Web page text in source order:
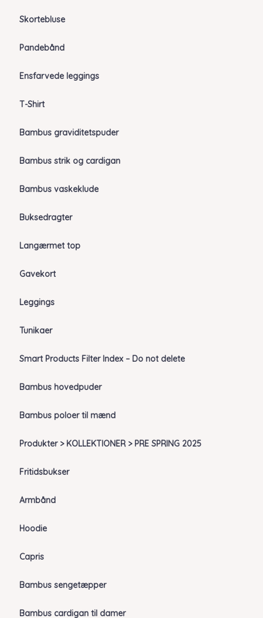
Skortebluse
Pandebånd
Ensfarvede leggings
T-Shirt
Bambus graviditetspuder
Bambus strik og cardigan
Bambus vaskeklude
Buksedragter
Langærmet top
Gavekort
Leggings
Tunikaer
Smart Products Filter Index – Do not delete
Bambus hovedpuder
Bambus poloer til mænd
Produkter > KOLLEKTIONER > PRE SPRING 2025
Fritidsbukser
Armbånd
Hoodie
Capris
Bambus sengetæpper
Bambus cardigan til damer